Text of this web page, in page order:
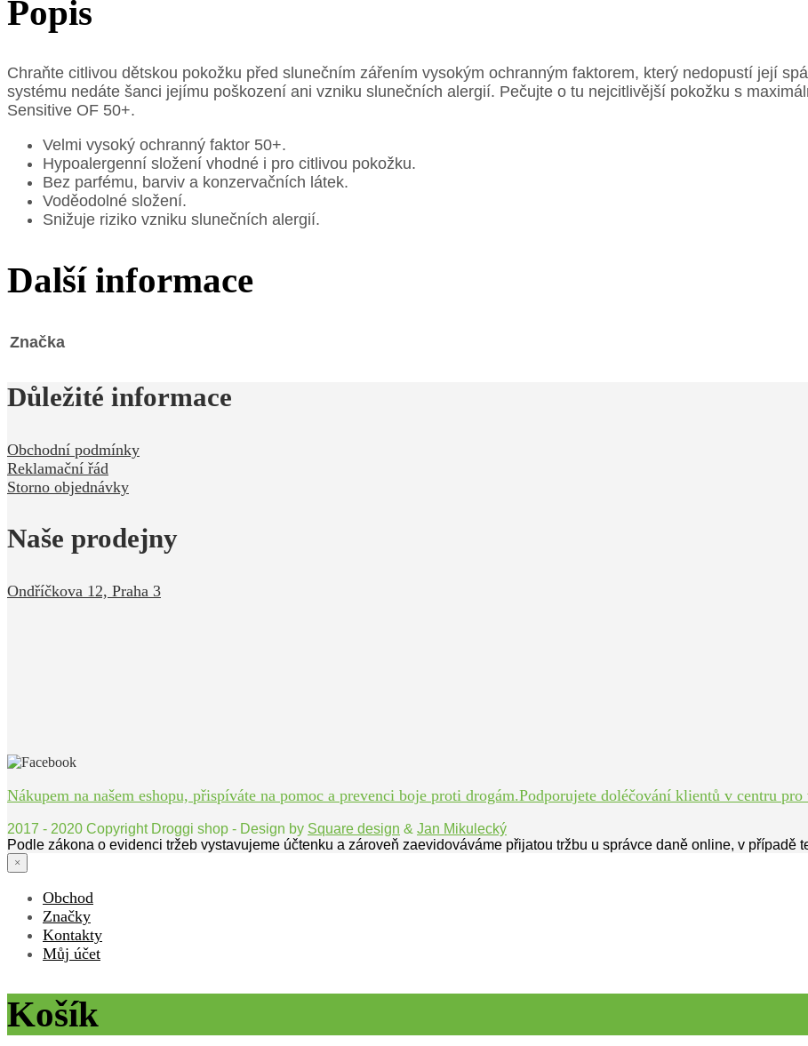
Popis
Chraňte citlivou dětskou pokožku před slunečním zářením vysokým ochranným faktorem, který nedopustí její
systému nedáte šanci jejímu poškození ani vzniku slunečních alergií. Pečujte o tu nejcitlivější pokožku s
Sensitive OF 50+.
Velmi vysoký ochranný faktor 50+.
Hypoalergenní složení vhodné i pro citlivou pokožku.
Bez parfému, barviv a konzervačních látek.
Voděodolné složení.
Snižuje riziko vzniku slunečních alergií.
Další informace
Značka
Důležité informace
Obchodní podmínky
Reklamační řád
Storno objednávky
Naše prodejny
Ondříčkova 12, Praha 3
Nákupem na našem eshopu, přispíváte na pomoc a prevenci boje proti drogám.Podporujete doléčování klientů v centru
2017 - 2020 Copyright Droggi shop - Design by Square design & Jan Mikulecký
Podle zákona o evidenci tržeb vystavujeme účtenku a zároveň zaevidováváme přijatou tržbu u správce daně online, v případě
×
Obchod
Značky
Kontakty
Můj účet
Košík